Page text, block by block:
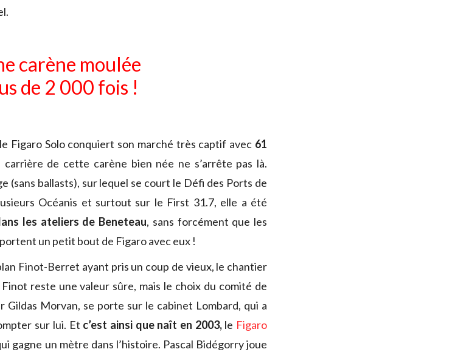
carène moulée
de 2 000 fois !
Figaro Solo conquiert son marché très captif avec 61
carrière de cette carène bien née ne s’arrête pas là.
(sans ballasts), sur lequel se court le Défi des Ports de
Océanis et surtout sur le First 31.7, elle a été
les ateliers de Beneteau, sans forcément que les
un petit bout de Figaro avec eux !
Finot-Berret ayant pris un coup de vieux, le chantier
reste une valeur sûre, mais le choix du comité de
Gildas Morvan, se porte sur le cabinet Lombard, qui a
sur lui. Et c’est ainsi que naît en 2003, le Figaro
gagne un mètre dans l’histoire. Pascal Bidégorry joue